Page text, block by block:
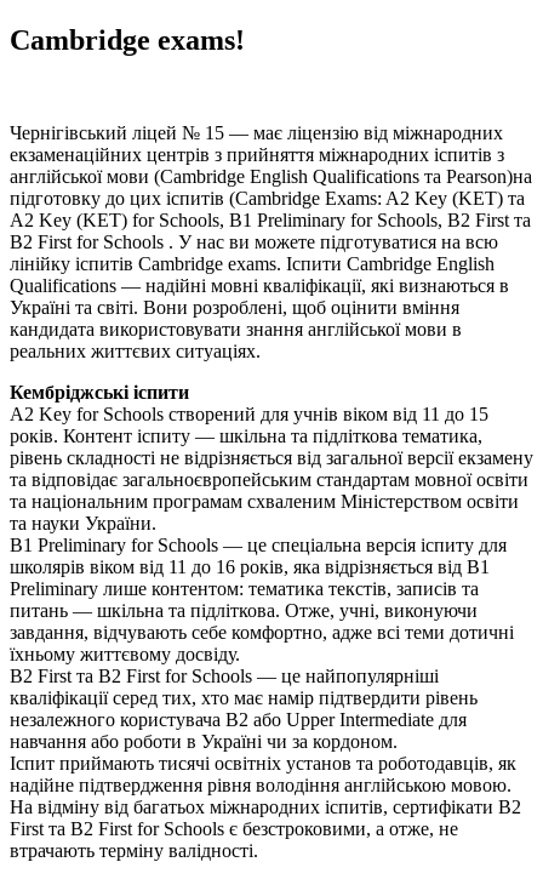
Cambridge exams!
Чернігівський ліцей № 15 — має ліцензію від міжнародних
екзаменаційних центрів з прийняття міжнародних іспитів з
англійської мови (Cambridge English Qualifications та Pearson)на
підготовку до цих іспитів (Cambridge Exams: A2 Key (KET) та
A2 Key (KET) for Schools, B1 Preliminary for Schools, B2 First та
B2 First for Schools . У нас ви можете підготуватися на всю
лінійку іспитів Cambridge exams. Іспити Cambridge English
Qualifications — надійні мовні кваліфікації, які визнаються в
Україні та світі. Вони розроблені, щоб оцінити вміння
кандидата використовувати знання англійської мови в
реальних життєвих ситуаціях.
Кембріджські іспити
A2 Key for Schools створений для учнів віком від 11 до 15
років. Контент іспиту — шкільна та підліткова тематика,
рівень складності не відрізняється від загальної версії екзамену
та відповідає загальноєвропейським стандартам мовної освіти
та національним програмам схваленим Міністерством освіти
та науки України.
B1 Preliminary for Schools — це спеціальна версія іспиту для
школярів віком від 11 до 16 років, яка відрізняється від B1
Preliminary лише контентом: тематика текстів, записів та
питань — шкільна та підліткова. Отже, учні, виконуючи
завдання, відчувають себе комфортно, адже всі теми дотичні
їхньому життєвому досвіду.
B2 First та B2 First for Schools — це найпопулярніші
кваліфікації серед тих, хто має намір підтвердити рівень
незалежного користувача B2 або Upper Intermediate для
навчання або роботи в Україні чи за кордоном.
Іспит приймають тисячі освітніх установ та роботодавців, як
надійне підтвердження рівня володіння англійською мовою.
На відміну від багатьох міжнародних іспитів, сертифікати B2
First та B2 First for Schools є безстроковими, а отже, не
втрачають терміну валідності.